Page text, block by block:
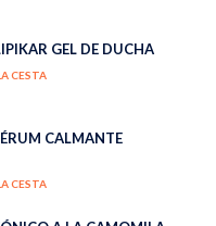
GEL DE DUCHA
CESTA
CALMANTE
CESTA